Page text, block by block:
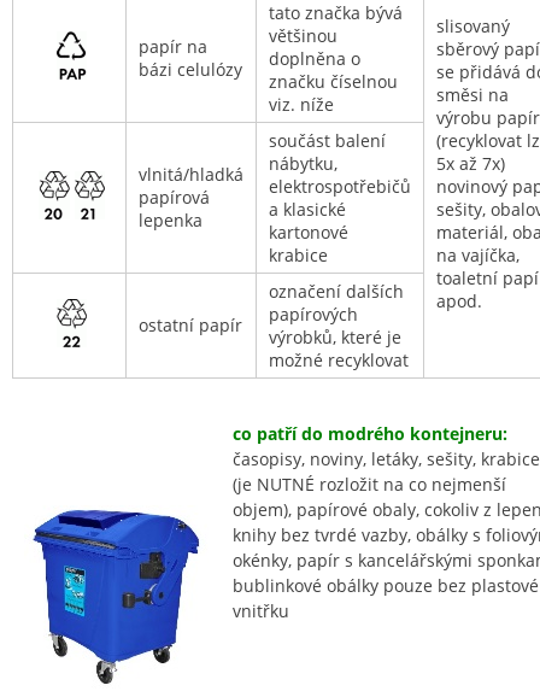
papír na
bázi celulózy
tato značka bývá
většinou
doplněna o
značku číselnou
viz. níže
slisovaný
sběrový
se přidává
směsi na
výrobu
(recyklovat
5x až 7x)
novinový
sešity,
materiál,
na vajíčka,
toaletní
apod.
vlnitá/hladká
papírová
lepenka
součást balení
nábytku,
elektrospotřebičů
a klasické
kartonové
krabice
ostatní papír
označení dalších
papírových
výrobků, které je
možné recyklovat
co patří do modrého kontejneru:
časopisy, noviny, letáky, sešity, krabice
(je NUTNÉ rozložit na co nejmenší
objem), papírové obaly, cokoliv z
knihy bez tvrdé vazby, obálky s
okénky, papír s kancelářskými
bublinkové obálky pouze bez
vnitřku